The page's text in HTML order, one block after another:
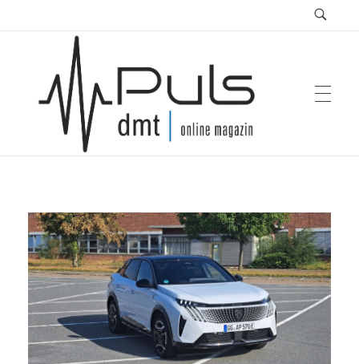
Puls Magazin
Zukunft der Mobilität